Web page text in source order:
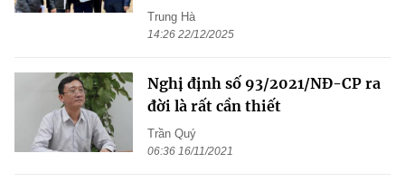
Trung Hà
14:26 22/12/2025
Nghị định số 93/2021/NĐ-CP ra
đời là rất cần thiết
Trần Quý
06:36 16/11/2021